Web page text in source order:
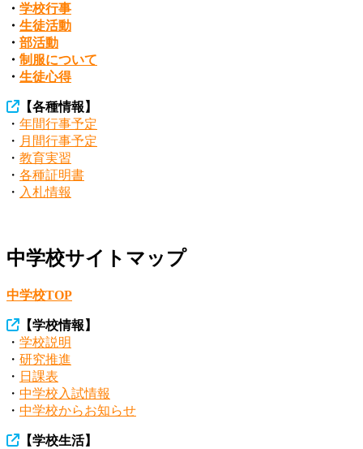
・ 学校行事
・ 生徒活動
・ 部活動
・ 制服について
・ 生徒心得
【各種情報】
・ 年間行事予定
・ 月間行事予定
・ 教育実習
・ 各種証明書
・ 入札情報
中学校サイトマップ
中学校TOP
【学校情報 】
・ 学校説明
・ 研究推進
・ 日課表
・ 中学校入試情報
・ 中学校からお知らせ
【学校生活】